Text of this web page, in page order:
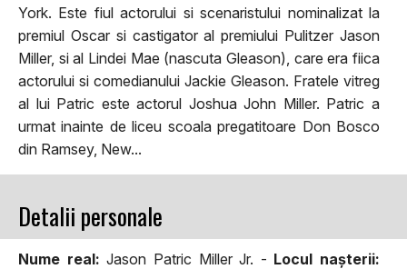
York. Este fiul actorului si scenaristului nominalizat la
premiul Oscar si castigator al premiului Pulitzer Jason
Miller, si al Lindei Mae (nascuta Gleason), care era fiica
actorului si comedianului Jackie Gleason. Fratele vitreg
al lui Patric este actorul Joshua John Miller. Patric a
urmat inainte de liceu scoala pregatitoare Don Bosco
din Ramsey, New...
Detalii personale
Nume real: Jason Patric Miller Jr. - Locul naşterii: